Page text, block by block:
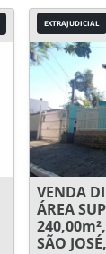
EXTRAJUDICIAL
VENDA
ÁREA
SÃO